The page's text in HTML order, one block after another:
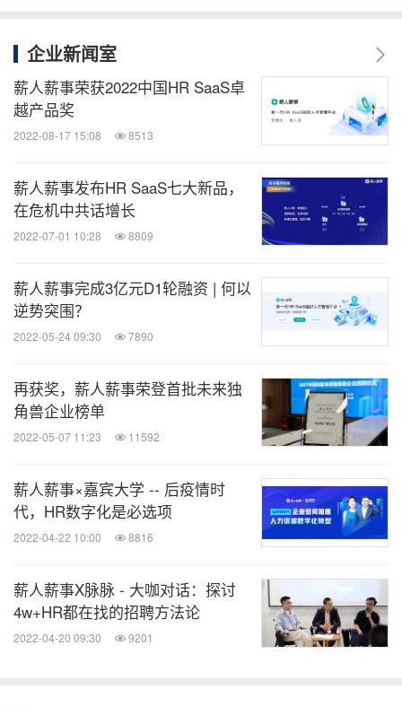
点，根据这个点本身开发出来可以作为工具来用的，
现在做SaaS的公司很少有自己做IDC和自己带宽的
了，大部分就是阿里云、微软的安卓云、还有就是
AWS亚马逊的云。都是在这些云上面去做开发，甚至
这两年还有一类企业叫做低代码，就是甚至连研发都
不一定是自己写了每一行代码，只需要在上面去拖拖
拽拽就行。从这方面来讲，用一句话来总结刚才那些
到我们自己的服务场景中，使它在我们的业务中体现
出对客户的价值，然后来看我们这个价值有没有提
升。一言以蔽之，薪人薪事“用科技诠释服务”，不断
用高科技把它集成起来，然后使服务更具现代化。
三、发布“Data双引擎
企业新闻室
薪人薪事荣获2022中国HR SaaS卓
越产品奖
2022-08-17 15:08 8513
薪人薪事发布HR SaaS七大新品，
在危机中共话增长
2022-07-01 10:28 8809
薪人薪事完成3亿元D1轮融资 | 何以
逆势突围？
2022-05-24 09:30 7890
再获奖，薪人薪事荣登首批未来独
角兽企业榜单
2022-05-07 11:23 11592
薪人薪事×嘉宾大学 -- 后疫情时
代，HR数字化是必选项
2022-04-22 10:00 8816
薪人薪事X脉脉 - 大咖对话：探讨
4w+HR都在找的招聘方法论
2022-04-20 09:30 9201